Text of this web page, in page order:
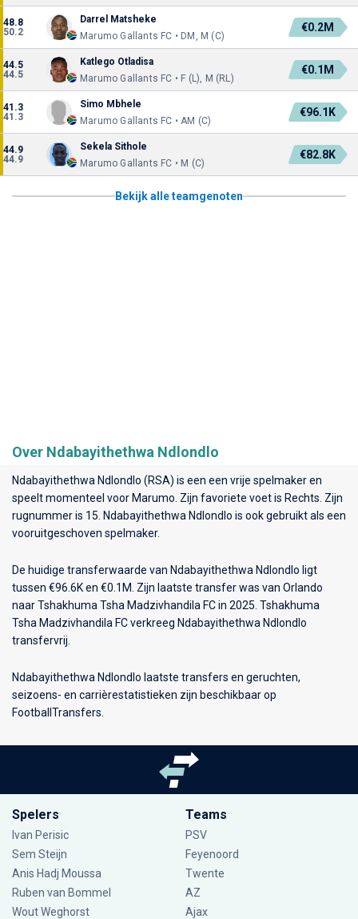
48.8
50.2
Darrel Matsheke
Marumo Gallants FC • DM, M (C)
€0.2M
44.5
44.5
Katlego Otladisa
Marumo Gallants FC • F (L), M (RL)
€0.1M
41.3
41.3
Simo Mbhele
Marumo Gallants FC • AM (C)
€96.1K
44.9
44.9
Sekela Sithole
Marumo Gallants FC • M (C)
€82.8K
Bekijk alle teamgenoten
Over Ndabayithethwa Ndlondlo
Ndabayithethwa Ndlondlo (RSA) is een een vrije spelmaker en
speelt momenteel voor Marumo . Zijn favoriete voet is Rechts. Zijn
rugnummer is 15. Ndabayithethwa Ndlondlo is ook gebruikt als een
vooruitgeschoven spelmaker.
De huidige transferwaarde van Ndabayithethwa Ndlondlo ligt
tussen €96.6K en €0.1M. Zijn laatste transfer was van Orlando
naar Tshakhuma Tsha Madzivhandila FC in 2025. Tshakhuma
Tsha Madzivhandila FC verkreeg Ndabayithethwa Ndlondlo
transfervrij.
Ndabayithethwa Ndlondlo laatste transfers en geruchten,
seizoens- en carrièrestatistieken zijn beschikbaar op
FootballTransfers.
Spelers
Ivan Perisic
Sem Steijn
Anis Hadj Moussa
Ruben van Bommel
Wout Weghorst
Teams
PSV
Feyenoord
Twente
AZ
Ajax